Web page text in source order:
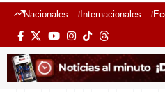
Nacionales Internacionales